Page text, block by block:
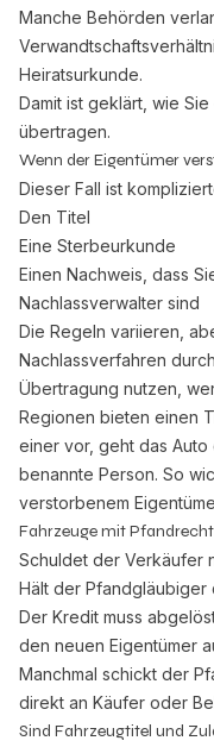
Manche Behörden
Heiratsurkunde.
Damit ist geklärt, wie
übertragen.
Wenn der Eigentümer
Dieser Fall ist
Den Titel
Eine Sterbeurkunde
Einen Nachweis, dass
Nachlassverwalter sind
Die Regeln variieren,
Nachlassverfahren
Übertragung nutzen,
Regionen bieten einen
einer vor, geht das
benannte Person. So
verstorbenem
Fahrzeuge mit Pfandrecht
Schuldet der Verkäufer
Hält der Pfandgläubiger
Der Kredit muss
den neuen Eigentümer
Manchmal schickt der
direkt an Käufer oder
Sind Fahrzeugtitel und